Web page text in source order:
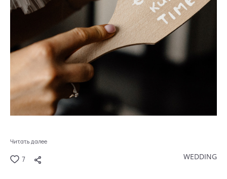
Читать далее
7 WEDDING